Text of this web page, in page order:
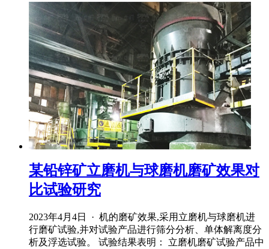
某铅锌矿立磨机与球磨机磨矿效果对
比试验研究
2023年4月4日 · 机的磨矿效果,采用立磨机与球磨机进
行磨矿试验,并对试验产品进行筛分分析、单体解离度分
析及浮选试验。 试验结果表明： 立磨机磨矿试验产品中